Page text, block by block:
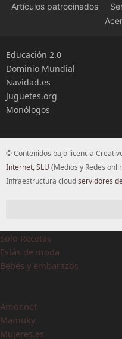
Artículos patrocinados
Educación 2.0
Dominio Mundial
Navidad.es
Juguetes.org
Monólogos
© Contenidos bajo licencia
Internet, SLU (Medios y Redes
Infraestructura cloudservidores
Solo Recetas
Estás de moda
Bebés y embarazos
Amor.net
Mamuky
Mujeres.es